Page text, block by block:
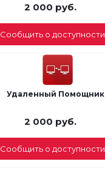
2 000 руб.
Сообщить о доступности
Удаленный Помощник
2 000 руб.
Сообщить о доступности